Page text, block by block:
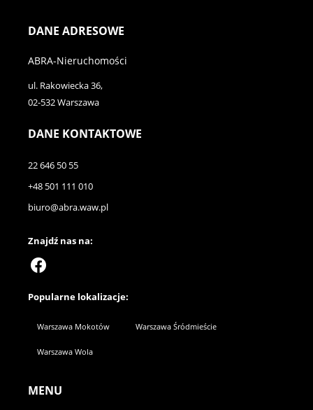
DANE ADRESOWE
ABRA-Nieruchomości
ul. Rakowiecka 36,
02-532 Warszawa
DANE KONTAKTOWE
22 646 50 55
+48 501 111 010
biuro@abra.waw.pl
Znajdź nas na:
Popularne lokalizacje:
Warszawa Mokotów Warszawa Śródmieście
Warszawa Wola
MENU